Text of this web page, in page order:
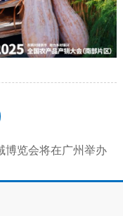
博览会将在广州举办